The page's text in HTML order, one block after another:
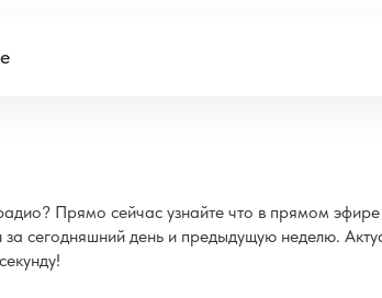
Прямо сейчас узнайте что в прямом эфире
за сегодняшний день и предыдущую неделю.